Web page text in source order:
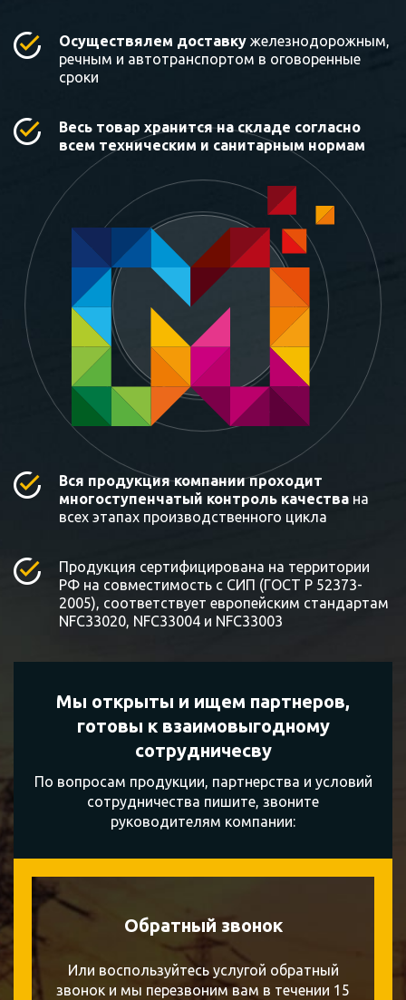
Осуществялем доставку железнодорожным,
речным и автотранспортом в оговоренные
сроки
Весь товар хранится на складе согласно
всем техническим и санитарным нормам
Вся продукция компании проходит
многоступенчатый контроль качества на
всех этапах производственного цикла
Продукция сертифицирована на территории
РФ на совместимость с СИП (ГОСТ Р 52373-
2005), соответствует европейским стандартам
NFC33020, NFC33004 и NFC33003
Мы открыты и ищем партнеров,
готовы квзаимовыгодному
сотрудничесву
По вопросам продукции, партнерства и условий
сотрудничества пишите, звоните
руководителям компании:
Обратный звонок
Или воспользуйтесь услугой обратный
звонок и мы перезвоним вам в течении 15